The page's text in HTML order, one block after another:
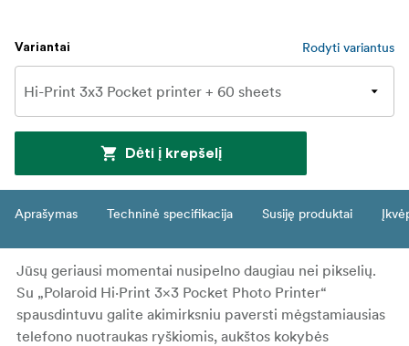
Variantai Rodyti variantus
Dėti į krepšelį
Aprašymas Techninė specifikacija Susiję produktai
Jūsų geriausi momentai nusipelno daugiau nei pikselių.
Su „Polaroid Hi·Print 3×3 Pocket Photo Printer“
spausdintuvu galite akimirksniu paversti mėgstamiausias
telefono nuotraukas ryškiomis, aukštos kokybės